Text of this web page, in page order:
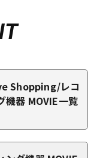
Shopping/レコ
機器 MOVIE一覧